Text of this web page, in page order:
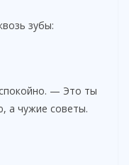
зубы:
— Это ты
а чужие советы.